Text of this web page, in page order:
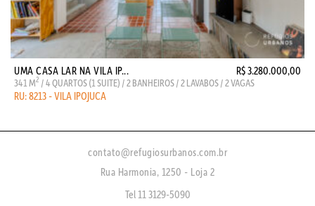
UMA CASA LAR NA VILA IP... R$ 3.280.000,00
341 M2 / 4 QUARTOS (1 SUITE) / 2 BANHEIROS / 2 LAVABOS / 2 VAGAS
RU: 8213 - VILA IPOJUCA
contato@refugiosurbanos.com.br
Rua Harmonia, 1250 - Loja 2
Tel 11 3129-5090